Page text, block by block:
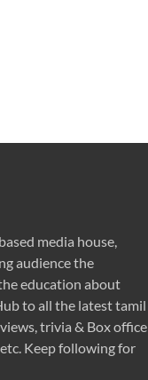
media house,
audience the
education about
to all the latest tamil
trivia & Box office
Keep following for